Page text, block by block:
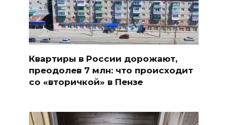
Квартиры в России дорожают,
преодолев 7 млн: что происходит
со «вторичкой» в Пензе